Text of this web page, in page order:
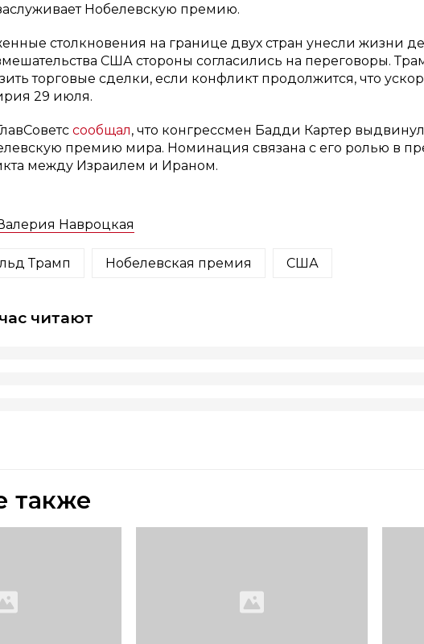
Нобелевскую премию.
столкновения на границе двух стран унесли жизни
США стороны согласились на переговоры.
торговые сделки, если конфликт продолжится, что
29 июля.
сообщал, что конгрессмен Бадди Картер
премию мира. Номинация связана с его ролью в
между Израилем и Ираном.
Навроцкая
Трамп Нобелевская премия США
читают
также